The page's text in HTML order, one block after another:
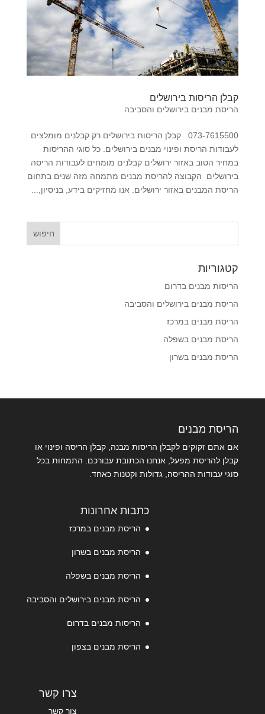
קבלן הריסות בירושלים
הריסת מבנים בירושלים והסביבה
073-7615500 קבלן הריסות בירושלים רק קבלנים מומלצים
לעבודות הריסת ופינוי מבנים בירושלים. כל סוגי ההריסות
במחיר הטוב באזור ירושלים קבלנים מומחים לעבודות הריסה
בירושלים הקבוצה להריסת מבנים מתמחה מזה שנים בתחום
הריסת המבנים באזור ירושלים. אנו מחזיקים בידע, בניסיון,...
קטגוריות
הריסות מבנים בדרום
הריסת מבנים בירושלים והסביבה
הריסת מבנים במרכז
הריסת מבנים בשפלה
הריסת מבנים בשרון
הריסת מבנים
אם אתם זקוקים לקבלן הריסות מבנה, קבלן הריסה ופינוי או
קבלן להריסת מפעל, אנחנו הכתובת עבורכם. התמחות בכל
סוגי עבודות ההריסה, גדולות וקטנות כאחד.
כתבות אחרונות
הריסת מבנים במרכז
הריסת מבנים בשרון
הריסת מבנים בשפלה
הריסת מבנים בירושלים והסביבה
הריסות מבנים בדרום
הריסת מבנים בצפון
צרו קשר
צור קשר